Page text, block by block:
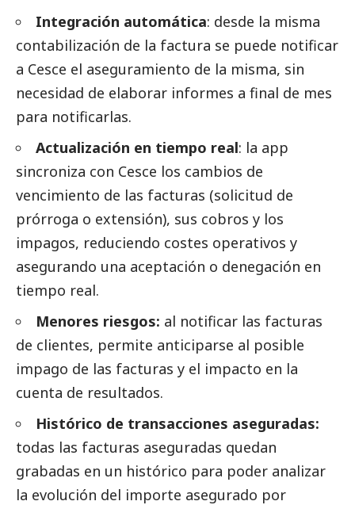
Integración automática: desde la misma
contabilización de la factura se puede notificar
a Cesce el aseguramiento de la misma, sin
necesidad de elaborar informes a final de mes
para notificarlas.
Actualización en tiempo real: la app
sincroniza con Cesce los cambios de
vencimiento de las facturas (solicitud de
prórroga o extensión), sus cobros y los
impagos, reduciendo costes operativos y
asegurando una aceptación o denegación en
tiempo real.
Menores riesgos: al notificar las facturas
de clientes, permite anticiparse al posible
impago de las facturas y el impacto en la
cuenta de resultados.
Histórico de transacciones aseguradas:
todas las facturas aseguradas quedan
grabadas en un histórico para poder analizar
la evolución del importe asegurado por